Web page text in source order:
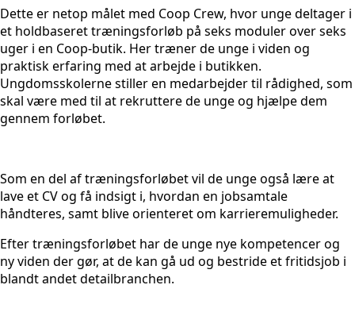
Dette er netop målet med Coop Crew, hvor unge deltager i
et holdbaseret træningsforløb på seks moduler over seks
uger i en Coop-butik. Her træner de unge i viden og
praktisk erfaring med at arbejde i butikken.
Ungdomsskolerne stiller en medarbejder til rådighed, som
skal være med til at rekruttere de unge og hjælpe dem
gennem forløbet.
Som en del af træningsforløbet vil de unge også lære at
lave et CV og få indsigt i, hvordan en jobsamtale
håndteres, samt blive orienteret om karrieremuligheder.
Efter træningsforløbet har de unge nye kompetencer og
ny viden der gør, at de kan gå ud og bestride et fritidsjob i
blandt andet detailbranchen.